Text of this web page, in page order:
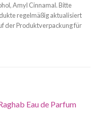
Amyl Cinnamal. Bitte
regelmäßig aktualisiert
der Produktverpackung für